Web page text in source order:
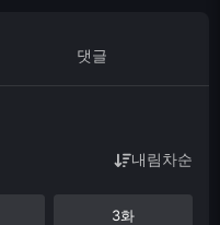
댓글
내림차순
3화